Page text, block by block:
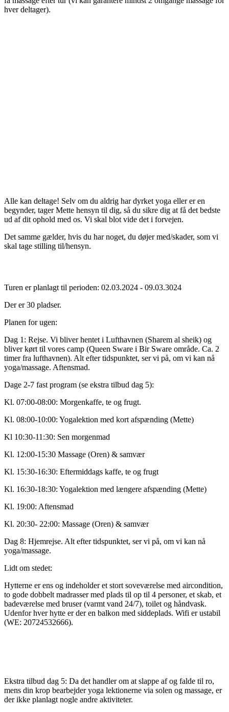
hver deltager).
Alle kan deltage! Selv om du aldrig har dyrket yoga eller er en
begynder, tager Mette hensyn til dig, så du sikre dig at få det bedste
ud af dit ophold med os. Vi skal blot vide det i forvejen.
Det samme gælder, hvis du har noget, du døjer med/skader, som vi
skal tage stilling til/hensyn.
Turen er planlagt til perioden: 02.03.2024 - 09.03.3024
Der er 30 pladser.
Planen for ugen:
Dag 1: Rejse. Vi bliver hentet i Lufthavnen (Sharem al sheik) og
bliver kørt til vores camp (Queen Sware i Bir Sware område. Ca. 2
timer fra lufthavnen). Alt efter tidspunktet, ser vi på, om vi kan nå
yoga/massage. Aftensmad.
Dage 2-7 fast program (se ekstra tilbud dag 5):
Kl. 07:00-08:00: Morgenkaffe, te og frugt.
Kl. 08:00-10:00: Yogalektion med kort afspænding (Mette)
Kl 10:30-11:30: Sen morgenmad
Kl. 12:00-15:30 Massage (Oren) & samvær
Kl. 15:30-16:30: Eftermiddags kaffe, te og frugt
Kl. 16:30-18:30: Yogalektion med længere afspænding (Mette)
Kl. 19:00: Aftensmad
Kl. 20:30- 22:00: Massage (Oren) & samvær
Dag 8: Hjemrejse. Alt efter tidspunktet, ser vi på, om vi kan nå
yoga/massage.
Lidt om stedet:
Hytterne er ens og indeholder et stort soveværelse med aircondition,
to gode dobbelt madrasser med plads til op til 4 personer, et skab, et
badeværelse med bruser (varmt vand 24/7), toilet og håndvask.
Udenfor hver hytte er der en balkon med siddeplads. Wifi er ustabil
(WE: 20724532666).
Ekstra tilbud dag 5: Da det handler om at slappe af og falde til ro,
mens din krop bearbejder yoga lektionerne via solen og massage, er
der ikke planlagt nogle andre aktiviteter.